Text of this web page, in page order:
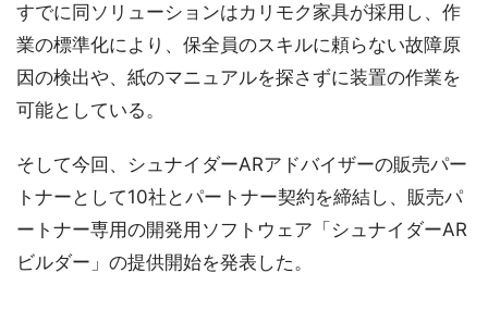
すでに同ソリューションはカリモク家具が採用し、作
業の標準化により、保全員のスキルに頼らない故障原
因の検出や、紙のマニュアルを探さずに装置の作業を
可能としている。
そして今回、シュナイダーARアドバイザーの販売パー
トナーとして10社とパートナー契約を締結し、販売パ
ートナー専用の開発用ソフトウェア「シュナイダーAR
ビルダー」の提供開始を発表した。